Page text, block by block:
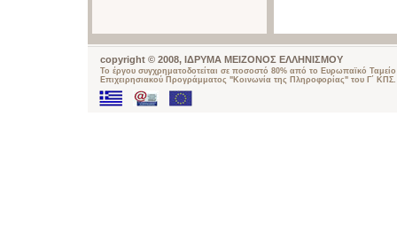
copyright © 2008, ΙΔΡΥΜΑ ΜΕΙΖΟΝΟΣ ΕΛΛΗΝΙΣΜΟΥ
Το έργου συγχρηματοδοτείται σε ποσοστό 80% από το Ευρωπαϊκό
Επιχειρησιακού Προγράμματος "Κοινωνία της Πληροφορίας" του Γ΄ ΚΠΣ.